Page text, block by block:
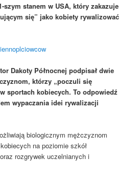
szym stanem w USA, który zakazuje
się” jako kobiety rywalizować
Dakoty Północnej podpisał dwie
którzy „poczuli się
sportach kobiecych. To odpowiedź
wypaczania idei rywalizacji
biologicznym mężczyznom
na poziomie szkół
rozgrywek uczelnianych i